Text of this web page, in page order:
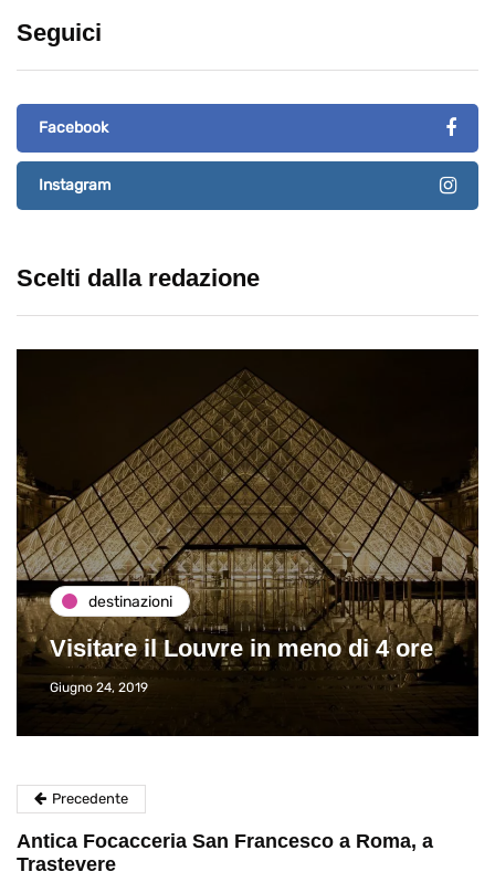
Seguici
Facebook
Instagram
Scelti dalla redazione
destinazioni
Visitare il Louvre in meno di 4 ore
Giugno 24, 2019
Precedente
Antica Focacceria San Francesco a Roma, a
Trastevere